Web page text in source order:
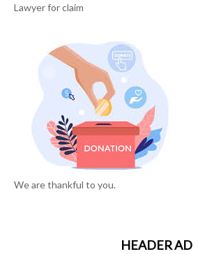
Lawyer for claim
We are thankful to you.
HEADER AD